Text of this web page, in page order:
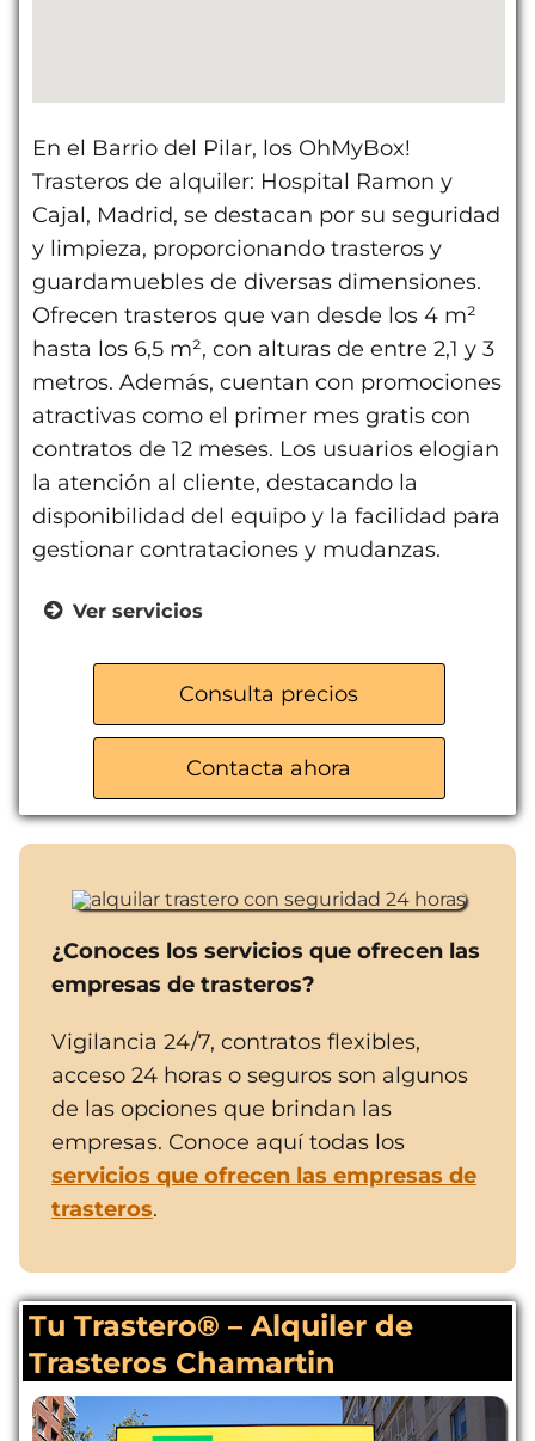
En el Barrio del Pilar, los OhMyBox!
Trasteros de alquiler: Hospital Ramon y
Cajal, Madrid, se destacan por su seguridad
y limpieza, proporcionando trasteros y
guardamuebles de diversas dimensiones.
Ofrecen trasteros que van desde los 4 m²
hasta los 6,5 m², con alturas de entre 2,1 y 3
metros. Además, cuentan con promociones
atractivas como el primer mes gratis con
contratos de 12 meses. Los usuarios elogian
la atención al cliente, destacando la
disponibilidad del equipo y la facilidad para
gestionar contrataciones y mudanzas.
Ver servicios
Promociones atractivas
Acceso 24 horas
Recogida de paquetes
Apoyo en mudanzas
Consulta precios
Contacta ahora
¿Conoces los servicios que ofrecen las
empresas de trasteros?
Vigilancia 24/7, contratos flexibles,
acceso 24 horas o seguros son algunos
de las opciones que brindan las
empresas. Conoce aquí todas los
servicios que ofrecen las empresas de
trasteros.
Tu Trastero® – Alquiler de
Trasteros Chamartin